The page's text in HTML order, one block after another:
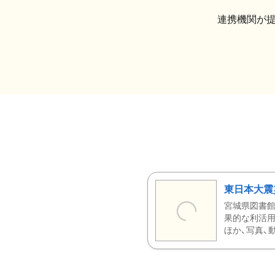
連携機関が
東日本大
宮城県図書
果的な利活
ほか、写真、